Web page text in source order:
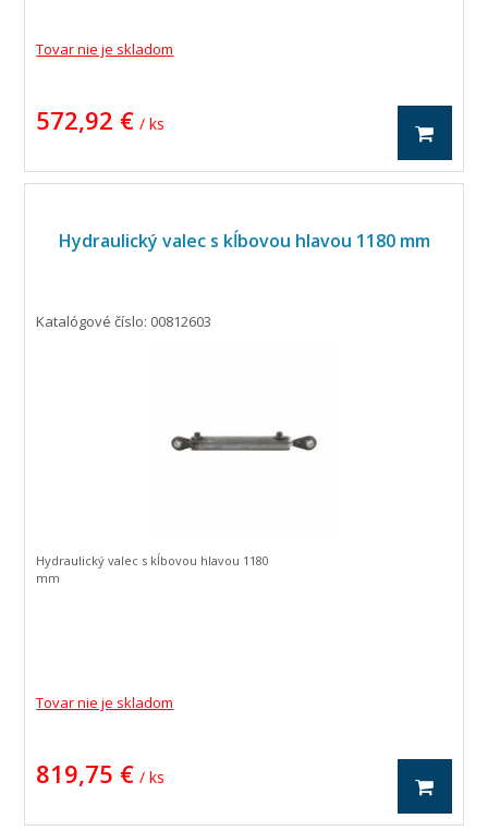
Tovar nie je skladom
572,92 € / ks
Hydraulický valec s kĺbovou hlavou 1180 mm
Katalógové číslo: 00812603
Tovar nie je skladom
819,75 € / ks
Hydraulický valec s kĺbovou hlavou 1180
mm